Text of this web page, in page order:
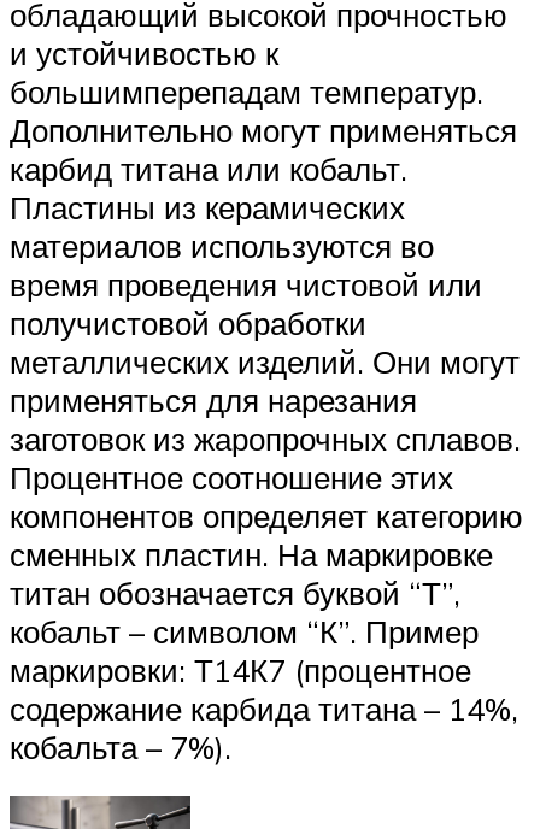
обладающий высокой прочностью
и устойчивостью к
большимперепадам температур.
Дополнительно могут применяться
карбид титана или кобальт.
Пластины из керамических
материалов используются во
время проведения чистовой или
получистовой обработки
металлических изделий. Они могут
применяться для нарезания
заготовок из жаропрочных сплавов.
Процентное соотношение этих
компонентов определяет категорию
сменных пластин. На маркировке
титан обозначается буквой “Т”,
кобальт – символом “К”. Пример
маркировки: Т14К7 (процентное
содержание карбида титана – 14%,
кобальта – 7%).